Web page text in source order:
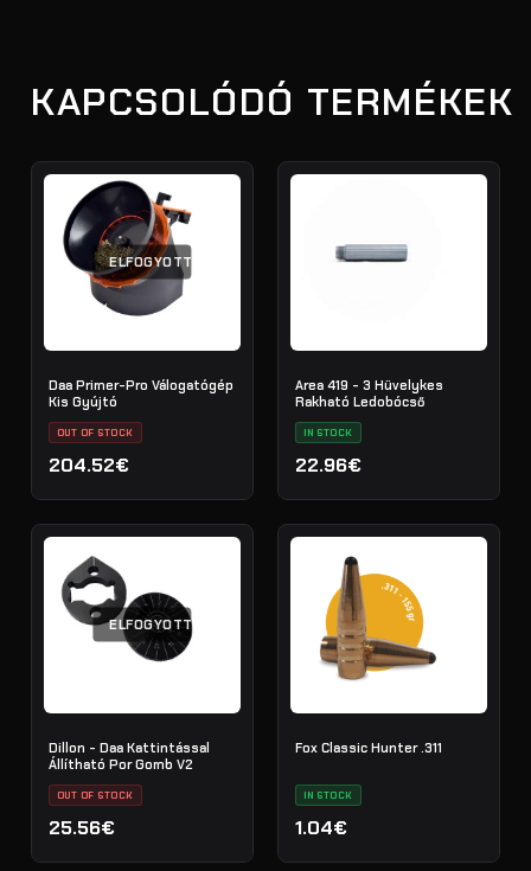
KAPCSOLÓDÓ TERMÉKEK
ELFOGYOTT
Daa Primer-Pro Válogatógép
Kis Gyújtó
OUT OF STOCK
204.52€
Area 419 - 3 Hüvelykes
Rakható Ledobócső
IN STOCK
22.96€
ELFOGYOTT
Dillon - Daa Kattintással
Állítható Por Gomb V2
OUT OF STOCK
25.56€
Fox Classic Hunter .311
IN STOCK
1.04€